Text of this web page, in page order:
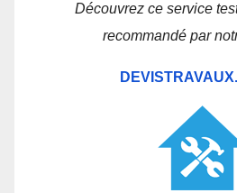
Découvrez ce service
recommandé par